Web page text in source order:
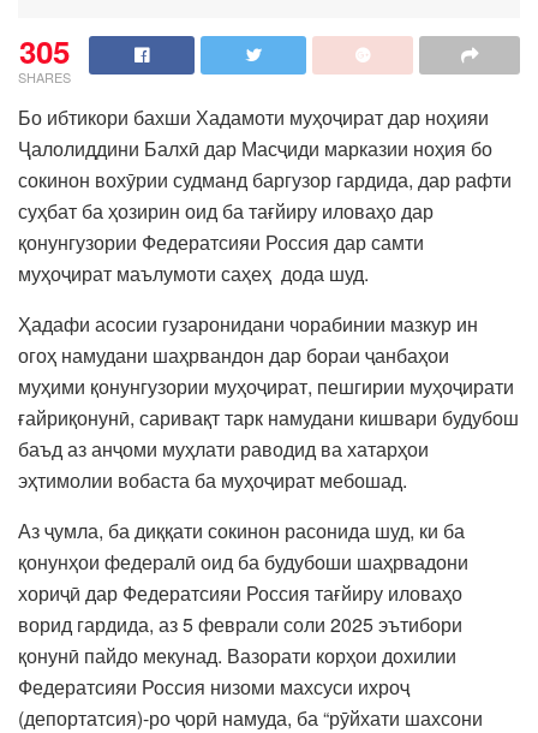
305
SHARES
Бо ибтикори бахши Хадамоти муҳоҷират дар ноҳияи
Ҷалолиддини Балхӣ дар Масҷиди марказии ноҳия бо
сокинон вохӯрии судманд баргузор гардида, дар рафти
суҳбат ба ҳозирин оид ба тағйиру иловаҳо дар
қонунгузории Федератсияи Россия дар самти
муҳоҷират маълумоти саҳеҳ дода шуд.
Ҳадафи асосии гузаронидани чорабинии мазкур ин
огоҳ намудани шаҳрвандон дар бораи ҷанбаҳои
муҳими қонунгузории муҳоҷират, пешгирии муҳоҷирати
ғайриқонунӣ, саривақт тарк намудани кишвари будубош
баъд аз анҷоми муҳлати раводид ва хатарҳои
эҳтимолии вобаста ба муҳоҷират мебошад.
Аз ҷумла, ба диққати сокинон расонида шуд, ки ба
қонунҳои федералӣ оид ба будубоши шаҳрвадони
хориҷӣ дар Федератсияи Россия тағйиру иловаҳо
ворид гардида, аз 5 феврали соли 2025 эътибори
қонунӣ пайдо мекунад. Вазорати корҳои дохилии
Федератсияи Россия низоми махсуси ихроҷ
(депортатсия)-ро ҷорӣ намуда, ба “рӯйхати шахсони